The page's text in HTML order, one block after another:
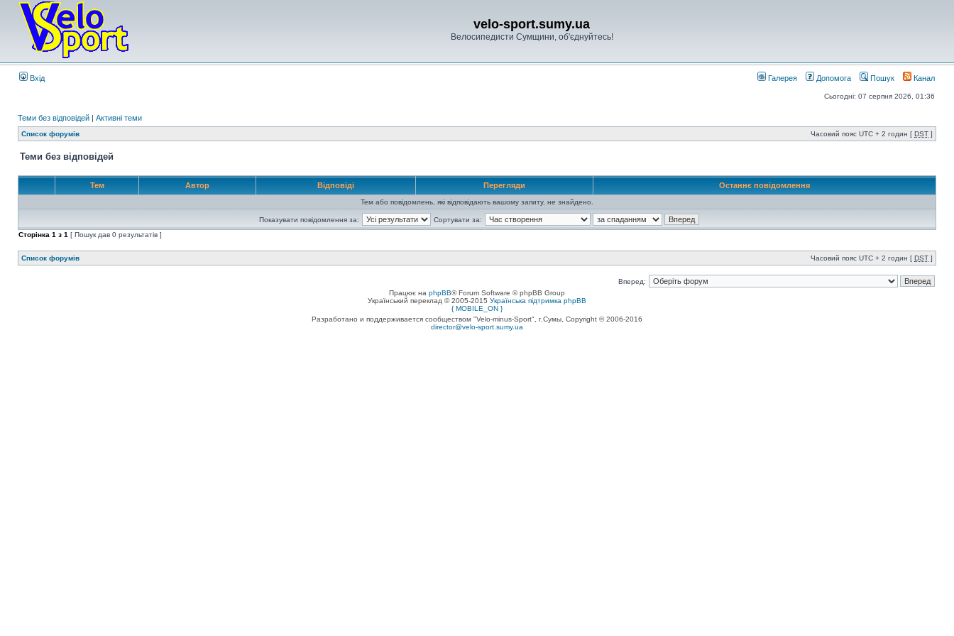
velo-sport.sumy.ua
Велосипедисти Сумщини, об'єднуйтесь!
Вхід Галерея Допомога Пошук Канал
Сьогодні: 07 серпня 2026, 01:36
Теми без відповідей | Активні теми
Список форумів Часовий пояс UTC + 2 годин [ DST ]
Теми без відповідей
Тем Автор Відповіді Перегляди Останнє повідомлення
Тем або повідомлень, які відповідають вашому запиту, не знайдено.
Показувати повідомлення за:
Сортувати за:
Сторінка 1 з 1 [ Пошук дав 0 результатів ]
Список форумів Часовий пояс UTC + 2 годин [ DST ]
Вперед:
Працює на phpBB® Forum Software © phpBB Group
Український переклад © 2005-2015 Українська підтримка phpBB
{ MOBILE_ON }
Разработано и поддерживается сообществом "Velo-minus-Sport", г.Сумы, Copyright © 2006-2016
director@velo-sport.sumy.ua